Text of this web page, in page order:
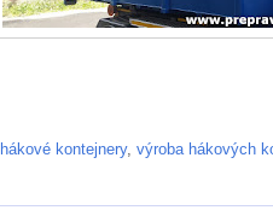
hákové kontejnery, výroba hákových